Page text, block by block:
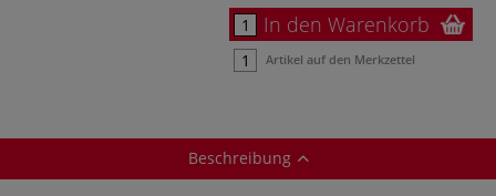
In den Warenkorb
Artikel auf den Merkzettel
Beschreibung